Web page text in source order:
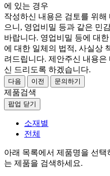
에 있는 경우
작성하신 내용은 검토를 위
으니, 영업비밀 등과 같은 민
바랍니다. 영업비밀 등에 대
에 대한 일체의 법적, 사실상
려드립니다. 제안주신 내용은
신 드리도록 하겠습니다.
다음 이전 문의하기
제품검색
팝업 닫기
소재별
전체
아래 목록에서 제품명을 선
는 제품을 검색하세요.